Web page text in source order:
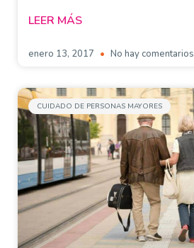
LEER MÁS
enero 13, 2017 No hay comentarios
CUIDADO DE PERSONAS MAYORES